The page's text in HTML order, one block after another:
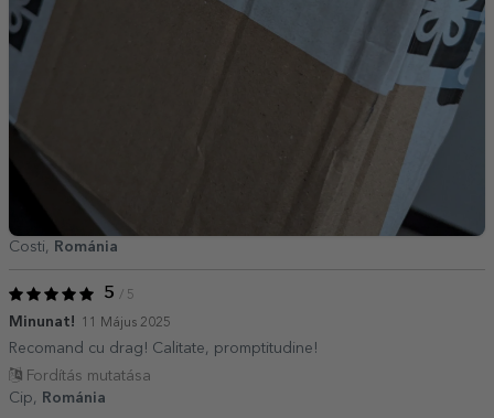
Costi, Románia
5 / 5
Minunat! 11 Május 2025
Recomand cu drag! Calitate, promptitudine!
Fordítás mutatása
Cip,
Románia